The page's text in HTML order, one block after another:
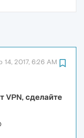
14, 2017, 6:26 AM
VPN, сделайте